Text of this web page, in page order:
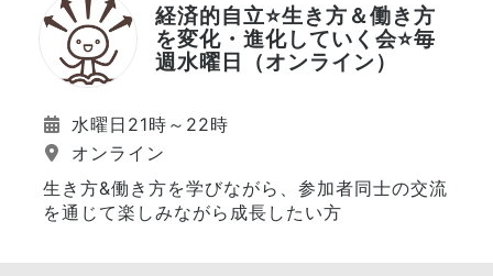
経済的自立⭐️生き方＆働き方
を変化・進化していく会⭐️毎
週水曜日（オンライン）
水曜日21時～22時
オンライン
生き方&働き方を学びながら、参加者同士の交流
を通じて楽しみながら成長したい方